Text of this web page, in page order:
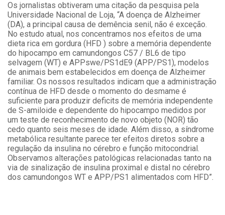
Os jornalistas obtiveram uma citação da pesquisa pela
Universidade Nacional de Loja, “A doença de Alzheimer
(DA), a principal causa de demência senil, não é exceção.
No estudo atual, nos concentramos nos efeitos de uma
dieta rica em gordura (HFD ) sobre a memória dependente
do hipocampo em camundongos C57 / BL6 de tipo
selvagem (WT) e APPswe/PS1dE9 (APP/PS1), modelos
de animais bem estabelecidos em doença de Alzheimer
familiar. Os nossos resultados indicam que a administração
contínua de HFD desde o momento do desmame é
suficiente para produzir deficits de memória independente
de S-amiloide e dependente do hipocampo medidos por
um teste de reconhecimento de novo objeto (NOR) tão
cedo quanto seis meses de idade. Além disso, a síndrome
metabólica resultante parece ter efeitos diretos sobre a
regulação da insulina no cérebro e função mitocondrial.
Observamos alterações patológicas relacionadas tanto na
via de sinalização de insulina proximal e distal no cérebro
dos camundongos WT e APP/PS1 alimentados com HFD”.